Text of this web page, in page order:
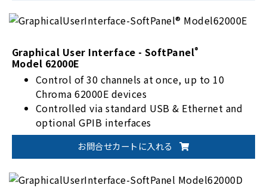
Parameter measurement and waveform chart
Supports GPIB, USB, and Ethernet
communication interfaces.
Graphical User Interface - SoftPanel®
Model 62000E
Control of 30 channels at once, up to 10
Chroma 62000E devices
Controlled via standard USB & Ethernet and
optional GPIB interfaces
Report functions support 1~10,000s sampling
rate and up to 10,000h59m59s recording time
voltage/current settings with 10ms~15,000s
お問合せカートに入れる